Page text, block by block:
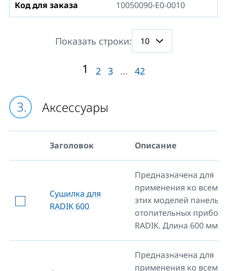
Код для заказа
10050090-E0-0010
Показать строки:
1 2 3 ... 42
Aксессуары
Заголовок Описание
Сушилка для
RADIK 600
Предназначена для
применения ко всем
этих моделей
отопительных
RADIK. Длина 600 мм.
Предназначена для
применения ко всем